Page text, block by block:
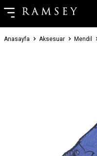
Anasayfa Aksesuar Mendil